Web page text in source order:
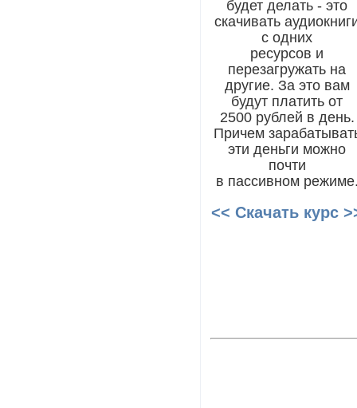
будет делать - это
скачивать
с одних
ресурсов и
перезагружать на
другие. За это вам
будут платить от
2500 рублей в день.
Причем
эти деньги можно
почти
в пассивном
<< Скачать курс